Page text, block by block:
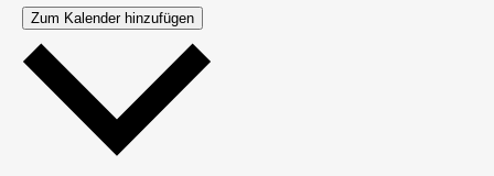
Zum Kalender hinzufügen